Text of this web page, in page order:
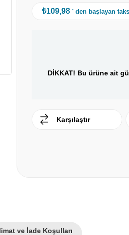
₺109,98 ' den başlayan
DİKKAT! Bu ürüne ait
Karşılaştır
ve İade Koşulları